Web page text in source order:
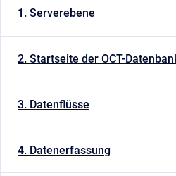
1. Serverebene
2. Startseite der OCT-
3. Datenflüsse
4. Datenerfassung